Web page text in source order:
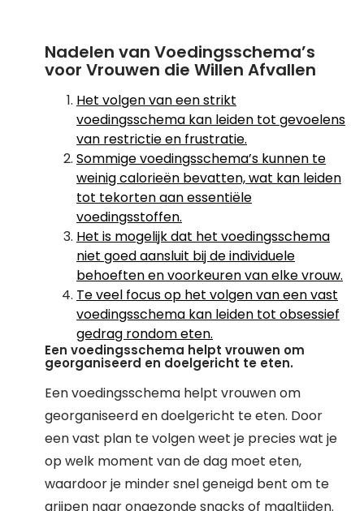
Nadelen van Voedingsschema’s
voor Vrouwen die Willen Afvallen
Het volgen van een strikt
voedingsschema kan leiden tot gevoelens
van restrictie en frustratie.
Sommige voedingsschema’s kunnen te
weinig calorieën bevatten, wat kan leiden
tot tekorten aan essentiële
voedingsstoffen.
Het is mogelijk dat het voedingsschema
niet goed aansluit bij de individuele
behoeften en voorkeuren van elke vrouw.
Te veel focus op het volgen van een vast
voedingsschema kan leiden tot obsessief
gedrag rondom eten.
Een voedingsschema helpt vrouwen om
georganiseerd en doelgericht te eten.
Een voedingsschema helpt vrouwen om
georganiseerd en doelgericht te eten. Door
een vast plan te volgen weet je precies wat je
op welk moment van de dag moet eten,
waardoor je minder snel geneigd bent om te
grijpen naar ongezonde snacks of maaltijden.